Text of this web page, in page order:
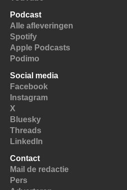
Podcast
Alle afleveringen
Spotify
Apple Podcasts
Podimo
Social media
Facebook
Instagram
X
Bluesky
Threads
LinkedIn
Contact
Mail de redactie
Pers